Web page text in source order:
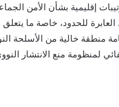
إقليمية بشأن الأمن
العابرة للحدود، خاصة ما
منطقة خالية من الأسلحة
لمنظومة منع الانتشار